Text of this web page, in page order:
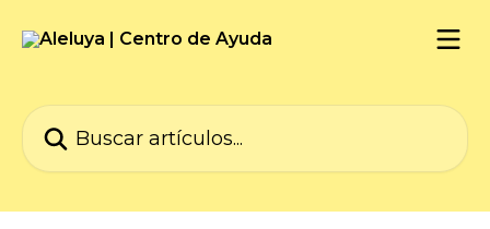
Buscar artículos...